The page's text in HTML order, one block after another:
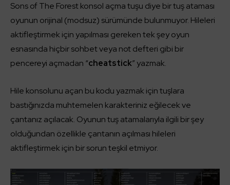
Sons of The Forest konsol açma tuşu diye bir tuş ataması
oyunun orijinal (modsuz) sürümünde bulunmuyor. Hileleri
aktifleştirmek için yapılması gereken tek şey oyun
esnasında hiçbir sohbet veya not defteri gibi bir
pencereyi açmadan “cheatstick” yazmak.
Hile konsolunu açan bu kodu yazmak için tuşlara
bastığınızda muhtemelen karakteriniz eğilecek ve
çantanız açılacak. Oyunun tuş atamalarıyla ilgili bir şey
olduğundan özellikle çantanın açılması hileleri
aktifleştirmek için bir sorun teşkil etmiyor.